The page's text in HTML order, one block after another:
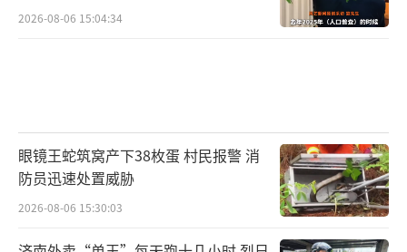
2026-08-06 15:04:34
眼镜王蛇筑窝产下38枚蛋 村民报警 消
防员迅速处置威胁
2026-08-06 15:30:03